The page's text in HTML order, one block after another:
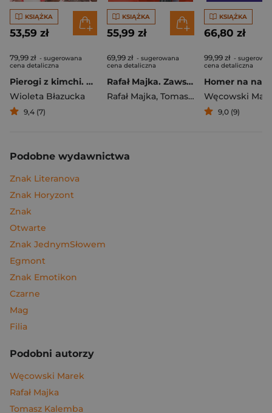
KSIĄŻKA
53,59 zł
79,99 zł - sugerowana
cena detaliczna
Pierogi z kimchi. Moje ulubione azjatyckie przepisy
Wioleta Błazucka
9,4 (7)
KSIĄŻKA
55,99 zł
69,99 zł - sugerowana
cena detaliczna
Rafał Majka. Zawsze z przodu. Rozmawia Tomasz Kalemba - książka z autografem
Rafał Majka, Tomasz Kalemba
KSIĄŻKA
66,80 zł
99,99 zł -
cena detaliczna
Węcowski
9,0 (9)
Podobne wydawnictwa
Znak Literanova
Znak Horyzont
Znak
Otwarte
Znak JednymSłowem
Egmont
Znak Emotikon
Czarne
Mag
Filia
Podobni autorzy
Węcowski Marek
Rafał Majka
Tomasz Kalemba